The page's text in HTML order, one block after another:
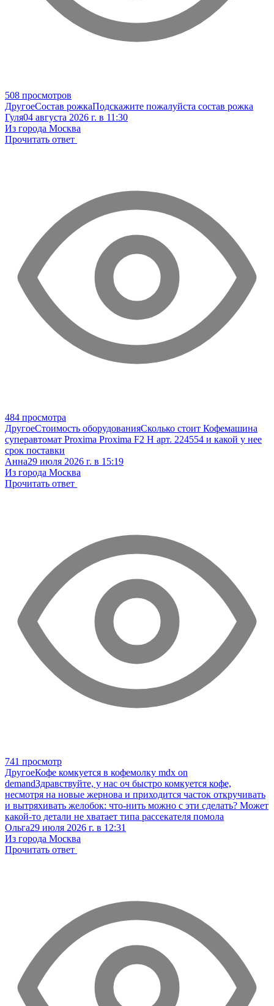
508 просмотров
ДругоеСостав рожкаПодскажите пожалуйста состав рожка
Гуля04 августа 2026 г. в 11:30
Из города Москва
Прочитать ответ
484 просмотра
ДругоеСтоимость оборудованияСколько стоит Кофемашина
суперавтомат Proxima Proxima F2 H арт. 224554 и какой у нее
срок поставки
Анна29 июля 2026 г. в 15:19
Из города Москва
Прочитать ответ
741 просмотр
ДругоеКофе комкуется в кофемолку mdx on
demandЗдравствуйте, у нас оч быстро комкуется кофе,
несмотря на новые жернова и приходится часток откручивать
и вытряхивать желобок: что-нить можно с эти сделать? Может
какой-то детали не хватает типа рассекателя помола
Ольга29 июля 2026 г. в 12:31
Из города Москва
Прочитать ответ